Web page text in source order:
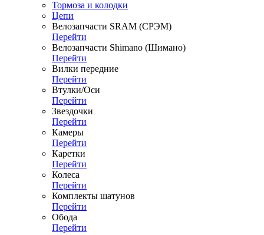
Тормоза и колодки
Цепи
Велозапчасти SRAM (СРЭМ)
Перейти
Велозапчасти Shimano (Шимано)
Перейти
Вилки передние
Перейти
Втулки/Оси
Перейти
Звездочки
Перейти
Камеры
Перейти
Каретки
Перейти
Колеса
Перейти
Комплекты шатунов
Перейти
Обода
Перейти